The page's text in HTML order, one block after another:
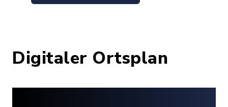
Digitaler Ortsplan